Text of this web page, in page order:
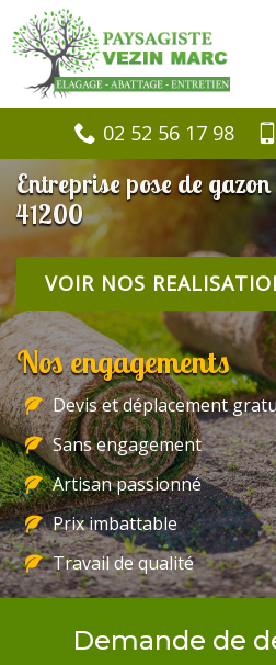
02 52 56 17 98
Entreprise pose de
41200
VOIR NOS
Nos engagements
Devis et déplacement
Sans engagement
Artisan passionné
Prix imbattable
Travail de qualité
Demande de